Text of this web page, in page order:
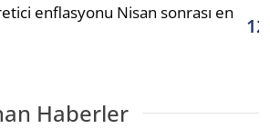
enflasyonu Nisan sonrası en
Haberler